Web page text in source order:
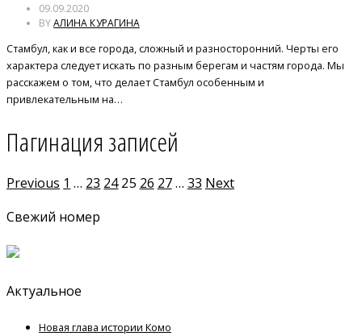
09.09.2020
BYАЛИНА КУРАГИНА
Стамбул, как и все города, сложный и разносторонний. Черты его
характера следует искать по разным берегам и частям города. Мы
расскажем о том, что делает Стамбул особенным и
привлекательным на…
Пагинация записей
Previous 1 … 23 24 25 26 27… 33 Next
Свежий номер
Актуальное
Новая глава истории Комо